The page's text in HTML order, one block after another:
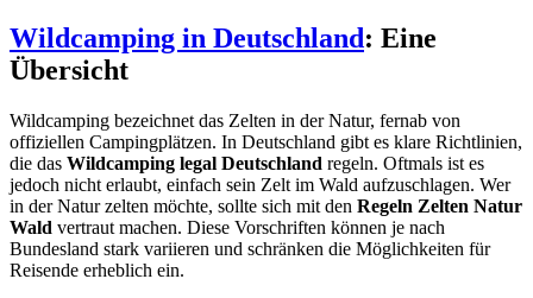
Wildcamping in Deutschland: Eine
Übersicht
Wildcamping bezeichnet das Zelten in der Natur, fernab von
offiziellen Campingplätzen. In Deutschland gibt es klare Richtlinien,
die das Wildcamping legal Deutschland regeln. Oftmals ist es
jedoch nicht erlaubt, einfach sein Zelt im Wald aufzuschlagen. Wer
in der Natur zelten möchte, sollte sich mit den Regeln Zelten Natur
Wald vertraut machen. Diese Vorschriften können je nach
Bundesland stark variieren und schränken die Möglichkeiten für
Reisende erheblich ein.